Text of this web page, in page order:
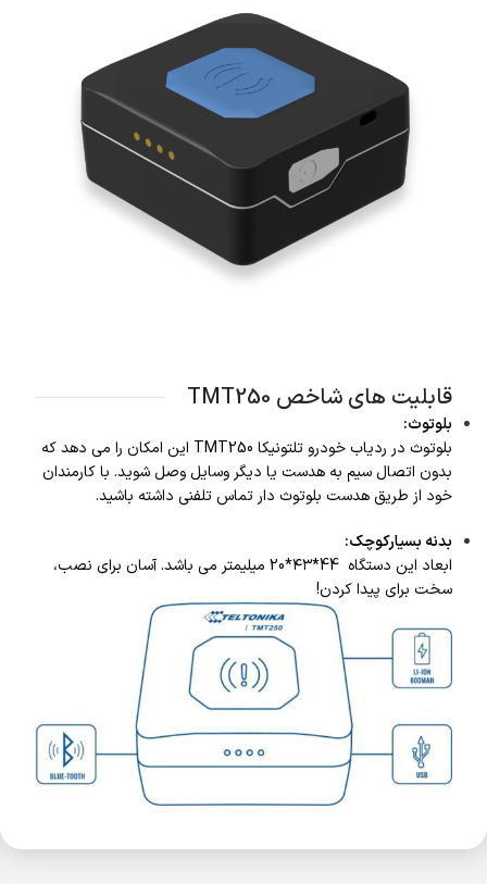
قابلیت های شاخص TMT250
بلوتوث:
بلوتوث در ردیاب خودرو تلتونیکا TMT250 این امکان را می دهد که
بدون اتصال سیم به هدست یا دیگر وسایل وصل شوید. با کارمندان
خود از طریق هدست بلوتوث دار تماس تلفنی داشته باشید.
بدنه بسیارکوچک:
ابعاد این دستگاه 44*۴۳*20 میلیمتر می باشد. آسان برای نصب،
سخت برای پیدا کردن!